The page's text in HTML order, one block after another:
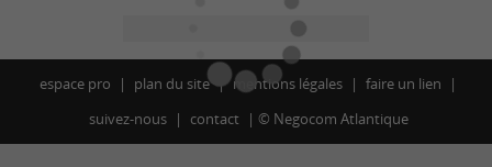
espace pro plan du site mentions légales
faire un lien
suivez-nous
contact © Negocom Atlantique